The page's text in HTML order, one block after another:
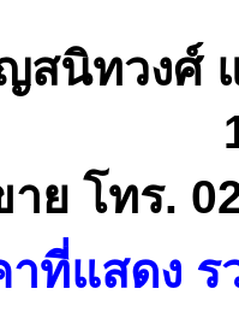
สนิทวงศ์
ย โทร.
าที่แสดง